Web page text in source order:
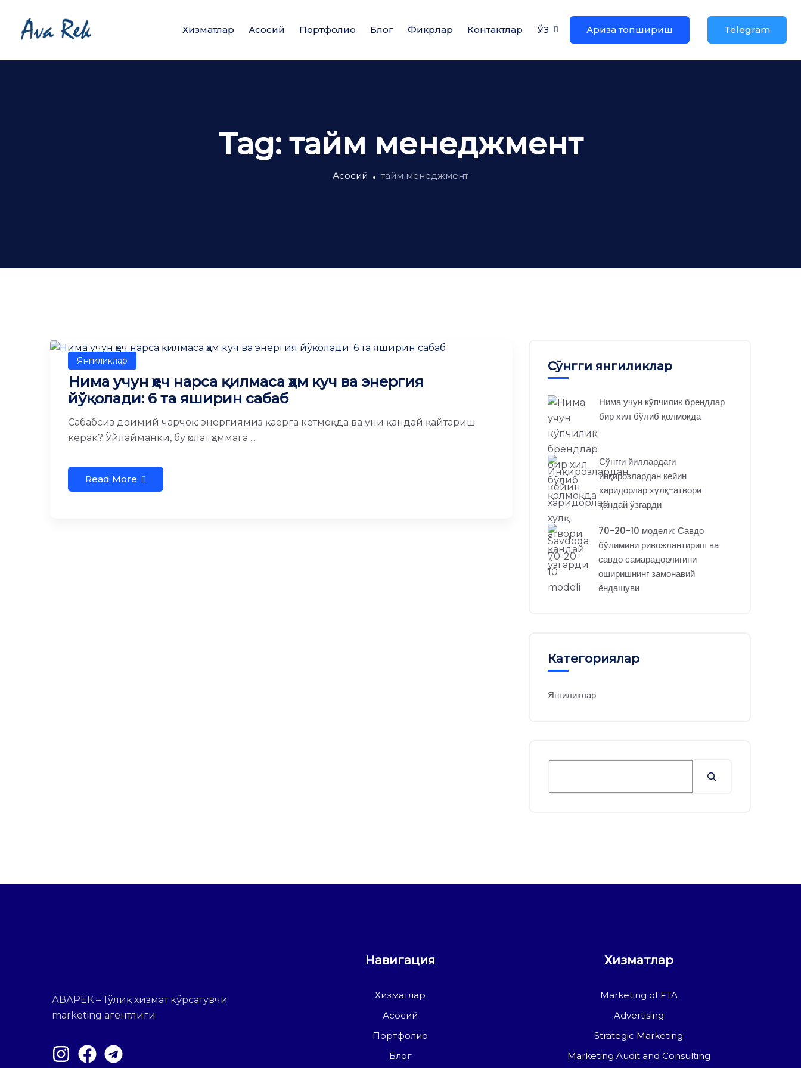
Хизматлар Асосий Портфолио Блог Фикрлар Контактлар ЎЗ Ариза топшириш Telegram
Tag: тайм менеджмент
Асосий тайм менеджмент
Янгиликлар
Нима учун ҳеч нарса қилмаса ҳам куч ва энергия
йўқолади: 6 та яширин сабаб
Сабабсиз доимий чарчоқ: энергиямиз қаерга кетмоқда ва уни қандай қайтариш
керак? Ўйлайманки, бу ҳолат ҳаммага ...
Read More
Сўнгги янгиликлар
Нима учун кўпчилик брендлар
бир хил бўлиб қолмоқда
Сўнгги йиллардаги
инқирозлардан кейин
харидорлар хулқ-атвори
қандай ўзгарди
70-20-10 модели: Савдо
бўлимини ривожлантириш ва
савдо самарадорлигини
оширишнинг замонавий
ёндашуви
Категориялар
Янгиликлар
АВАРЕК – Тўлиқ хизмат кўрсатувчи
marketing агентлиги
Навигация
Хизматлар
Асосий
Портфолио
Блог
Хизматлар
Marketing of FTA
Advertising
Strategic Marketing
Marketing Audit and Consulting